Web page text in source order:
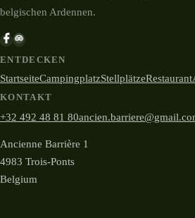
belgischen Ardennen.
ENTDECKEN
StartseiteCampingplatzStellplätzeRestaurant
KONTAKT
+32 492 48 81 80
Ancienne Barrière 1
4983 Trois-Ponts
Belgium